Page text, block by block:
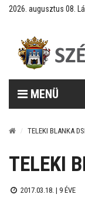
2026. augusztus 08.
MENÜ
TELEKI BLANKA
TELEKI
2017.03.18. | 9 ÉVE